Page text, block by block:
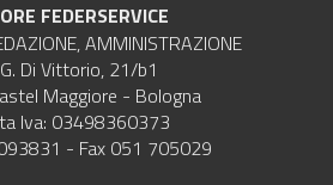
FEDERSERVICE
AMMINISTRAZIONE
Di Vittorio, 21/b1
Maggiore - Bologna
Iva: 03498360373
- Fax 051 705029